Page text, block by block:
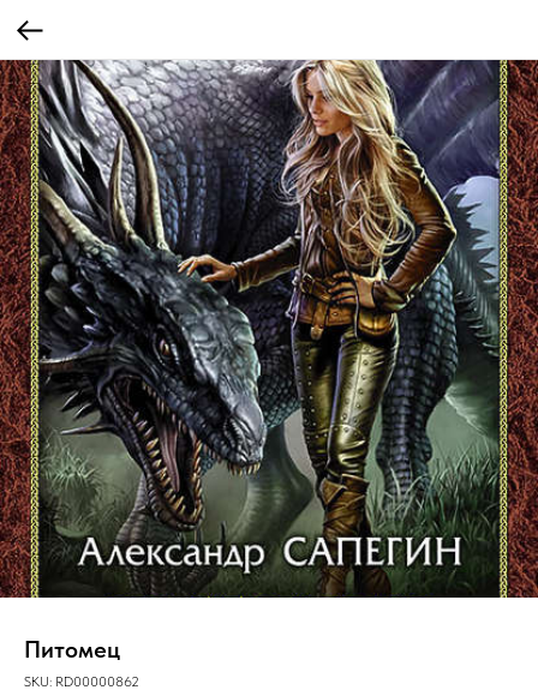
Питомец
SKU: RD00000862